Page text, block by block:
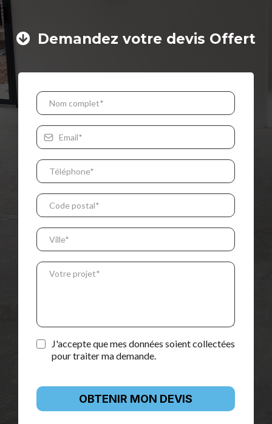
Demandez votre devis Offert
J'accepte que mes données soient collectées
pour traiter ma demande.
OBTENIR MON DEVIS